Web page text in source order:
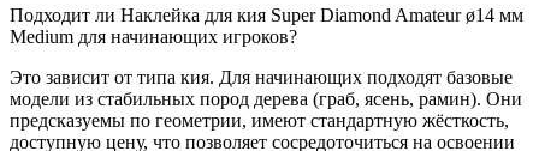
Подходит ли Наклейка для кия Super Diamond Amateur ø14 мм
Medium для начинающих игроков?
Это зависит от типа кия. Для начинающих подходят базовые
модели из стабильных пород дерева (граб, ясень, рамин). Они
предсказуемы по геометрии, имеют стандартную жёсткость,
доступную цену, что позволяет сосредоточиться на освоении